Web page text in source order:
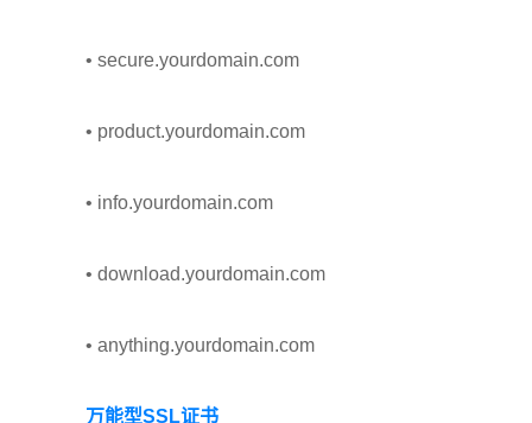
• secure.yourdomain.com
• product.yourdomain.com
• info.yourdomain.com
• download.yourdomain.com
• anything.yourdomain.com
万能型SSL证书